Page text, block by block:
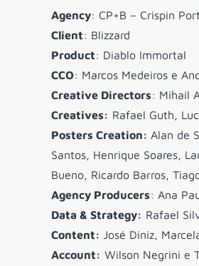
Agency: CP+B – Crispin
Client: Blizzard
Product: Diablo Immortal
CCO: Marcos Medeiros e
Creative Directors: Mihail
Creatives: Rafael Guth,
Posters Creation: Alan de
Santos, Henrique Soares,
Bueno, Ricardo Barros,
Agency Producers: Ana
Data & Strategy: Rafael
Content: José Diniz,
Account: Wilson Negrini e